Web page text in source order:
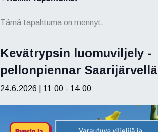
Tämä tapahtuma on mennyt.
Kevätrypsin luomuviljely -
pellonpiennar Saarijärvellä
24.6.2026 | 11:00 - 14:00